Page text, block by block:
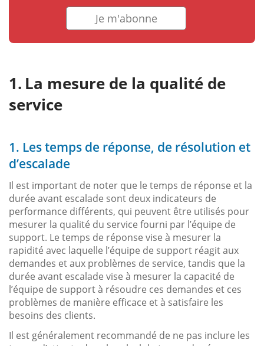
Je m'abonne
La mesure de la qualité de
service
1. Les temps de réponse, de résolution et
d’escalade
Il est important de noter que le temps de réponse et la
durée avant escalade sont deux indicateurs de
performance différents, qui peuvent être utilisés pour
mesurer la qualité du service fourni par l’équipe de
support. Le temps de réponse vise à mesurer la
rapidité avec laquelle l’équipe de support réagit aux
demandes et aux problèmes de service, tandis que la
durée avant escalade vise à mesurer la capacité de
l’équipe de support à résoudre ces demandes et ces
problèmes de manière efficace et à satisfaire les
besoins des clients.
Il est généralement recommandé de ne pas inclure les